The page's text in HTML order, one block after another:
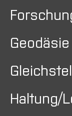
Geodäsie
Haltung/